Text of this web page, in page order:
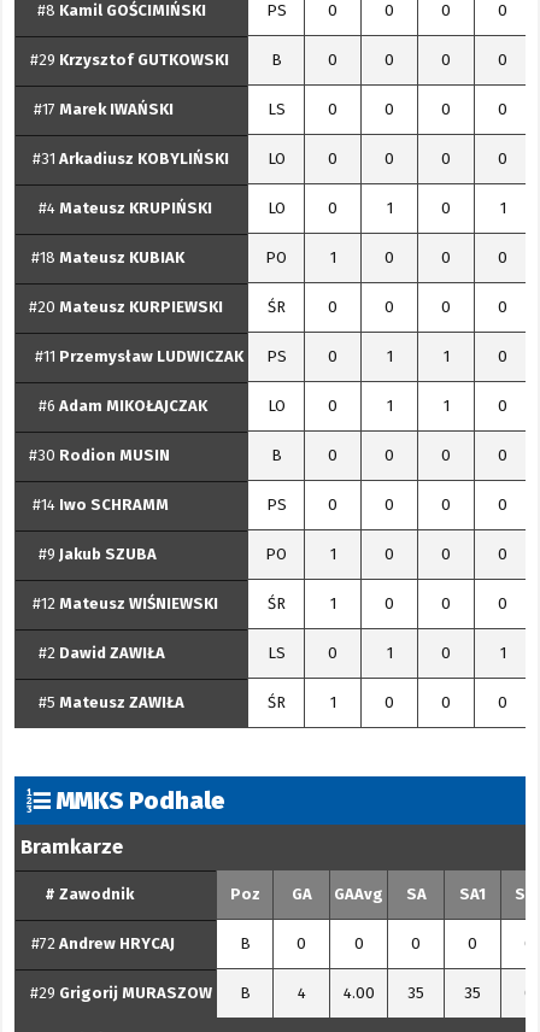
#8 Kamil GOŚCIMIŃSKI PS 0 0 0 0
#29 Krzysztof GUTKOWSKI B 0 0 0 0
#17 Marek IWAŃSKI LS 0 0 0 0
#31 Arkadiusz KOBYLIŃSKI LO 0 0 0 0
#4 Mateusz KRUPIŃSKI LO 0 1 0 1
#18 Mateusz KUBIAK PO 1 0 0 0
#20 Mateusz KURPIEWSKI ŚR 0 0 0 0
#11 Przemysław LUDWICZAK PS 0 1 1 0
#6 Adam MIKOŁAJCZAK LO 0 1 1 0
#30 Rodion MUSIN B 0 0 0 0
#14 Iwo SCHRAMM PS 0 0 0 0
#9 Jakub SZUBA PO 1 0 0 0
#12 Mateusz WIŚNIEWSKI ŚR 1 0 0 0
#2 Dawid ZAWIŁA LS 0 1 0 1
#5 Mateusz ZAWIŁA ŚR 1 0 0 0
MMKS Podhale
Bramkarze
# Zawodnik Poz GA GAAvg SA SA1
#72 Andrew HRYCAJ B 0 0 0 0 0
#29 Grigorij MURASZOW B 4 4.00 35 35 0